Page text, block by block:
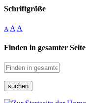
Schriftgröße
A A A
Finden in gesamter Seite
suchen